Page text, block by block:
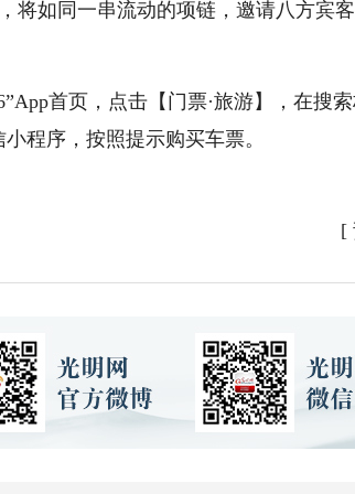
将如同一串流动的项链，邀请八方宾
首页，点击【门票·旅游】，在搜
程序，按照提示购买车票。
[